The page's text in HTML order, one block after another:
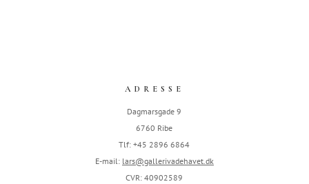
ADRESSE
Dagmarsgade 9
6760 Ribe
Tlf: +45 2896 6864
E-mail: lars@gallerivadehavet.dk
CVR: 40902589